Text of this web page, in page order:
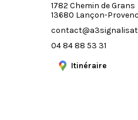
1782 Chemin de Grans
13680 Lançon-
04 84 88 53 31
Itinéraire